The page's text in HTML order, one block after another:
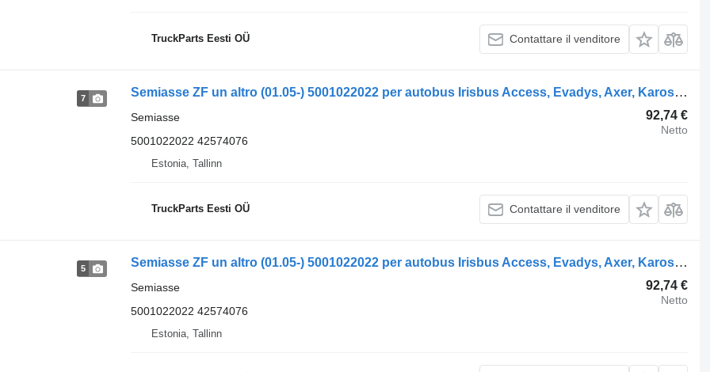
TruckParts Eesti OÜ Contattare il venditore
7 Semiasse ZF un altro (01.05-) 5001022022 per autobus Irisbus Access, Evadys, Axer, Karosa, Recreo, Domino, Agora, Citelis, Eurorider (1999-)
92,74 €
Netto
Semiasse
5001022022 42574076
Estonia, Tallinn
TruckParts Eesti OÜ Contattare il venditore
5 Semiasse ZF un altro (01.05-) 5001022022 per autobus Irisbus Access, Evadys, Axer, Karosa, Recreo, Domino, Agora, Citelis, Eurorider (1999-)
92,74 €
Netto
Semiasse
5001022022 42574076
Estonia, Tallinn